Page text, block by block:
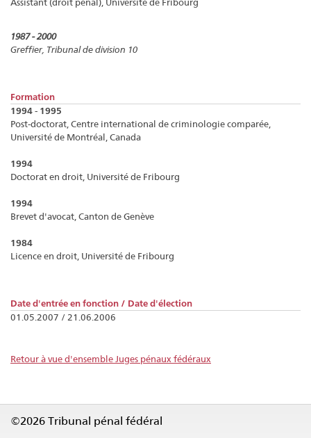
1987 - 2000
Greffier, Tribunal de division 10
Formation
1994 - 1995
Post-doctorat, Centre international de criminologie comparée,
Université de Montréal, Canada
1994
Doctorat en droit, Université de Fribourg
1994
Brevet d'avocat, Canton de Genève
1984
Licence en droit, Université de Fribourg
Date d'entrée en fonction / Date d'élection
01.05.2007 / 21.06.2006
Retour à vue d'ensemble Juges pénaux fédéraux
©2026 Tribunal pénal fédéral